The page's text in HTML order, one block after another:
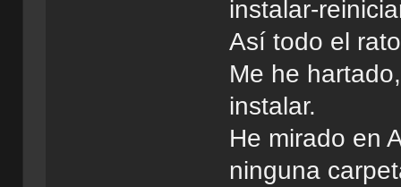
instalar-
Así todo el
Me he
instalar.
He mirado en
ninguna